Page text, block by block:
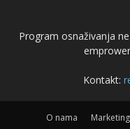
Program osnaživanja
Kontakt:
O nama Marketing